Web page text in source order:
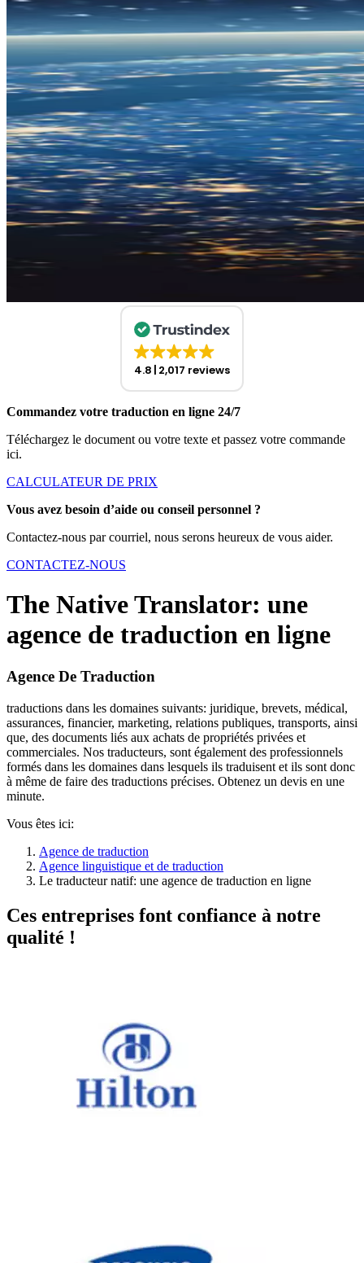
4.8 2,017 reviews
Commandez votre traduction en ligne 24/7
Téléchargez le document ou votre texte et passez votre commande
ici.
CALCULATEUR DE PRIX
Vous avez besoin d’aide ou conseil personnel ?
Contactez-nous par courriel, nous serons heureux de vous aider.
CONTACTEZ-NOUS
The Native Translator: une
agence de traduction en ligne
Agence De Traduction
traductions dans les domaines suivants: juridique, brevets, médical,
assurances, financier, marketing, relations publiques, transports, ainsi
que, des documents liés aux achats de propriétés privées et
commerciales. Nos traducteurs, sont également des professionnels
formés dans les domaines dans lesquels ils traduisent et ils sont donc
à même de faire des traductions précises. Obtenez un devis en une
minute.
Vous êtes ici:
Agence de traduction
Agence linguistique et de traduction
Le traducteur natif: une agence de traduction en ligne
Ces entreprises font confiance à notre
qualité !